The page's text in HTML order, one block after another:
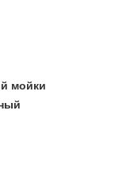
мойки